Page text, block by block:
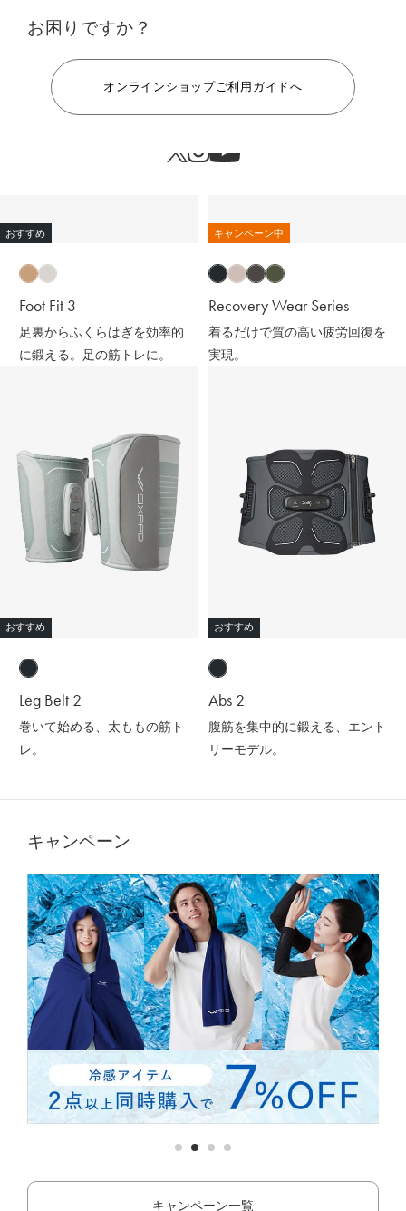
お困りですか？
オンラインショップご利用ガイドへ
おすすめ
Foot Fit 3
足裏からふくらはぎを効率的
に鍛える。足の筋トレに。
キャンペーン中
Recovery Wear Series
着るだけで質の高い疲労回復を
実現。
おすすめ
Leg Belt 2
巻いて始める、太ももの筋ト
レ。
おすすめ
Abs 2
腹筋を集中的に鍛える、エント
リーモデル。
キャンペーン
キャンペーン一覧